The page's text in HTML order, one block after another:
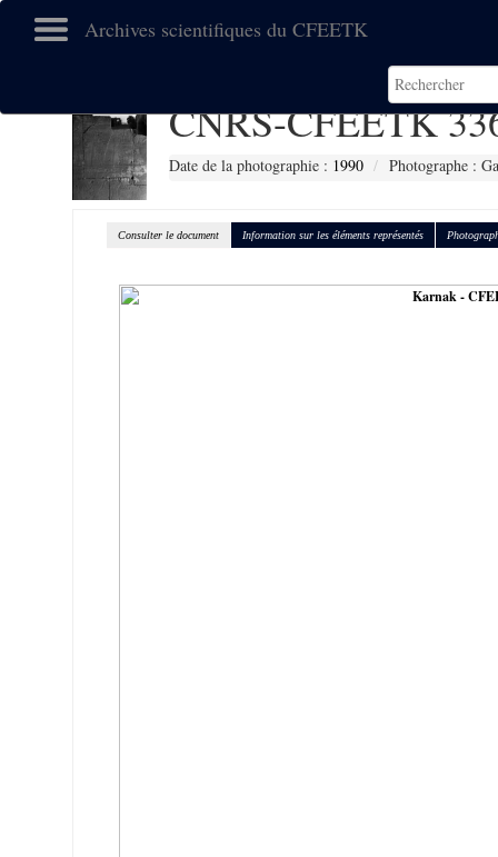
Archives scientifiques du CFEETK
CNRS-CFEETK
Date de la photographie : 1990 Photographe :
Consulter le document Information sur les éléments représentés